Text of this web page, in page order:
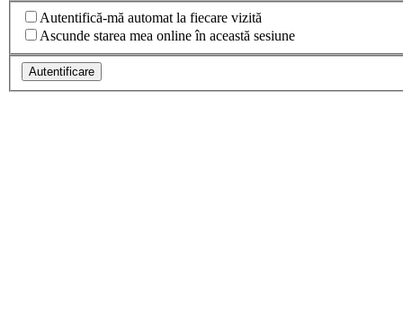
Autentifică-mă automat la fiecare vizită
Ascunde starea mea online în această sesiune